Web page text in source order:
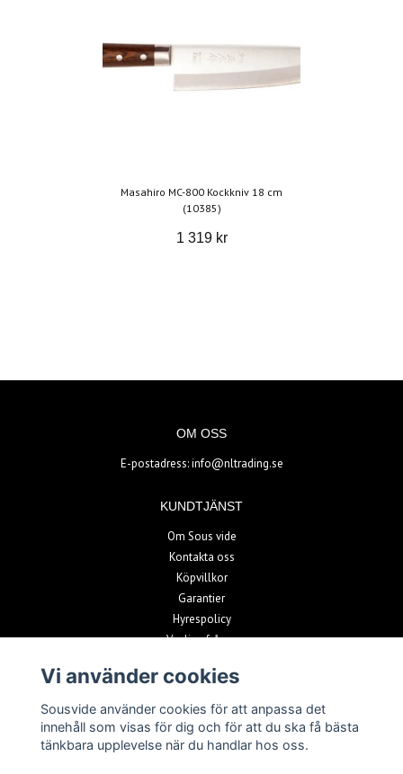
Masahiro MC-800 Kockkniv 18 cm
(10385)
1 319 kr
OM OSS
E-postadress:info@nltrading.se
KUNDTJÄNST
Om Sous vide
Kontakta oss
Köpvillkor
Garantier
Hyrespolicy
Vanliga frågor
Vi använder cookies
Sousvide använder cookies för att anpassa det
innehåll som visas för dig och för att du ska få bästa
tänkbara upplevelse när du handlar hos oss.